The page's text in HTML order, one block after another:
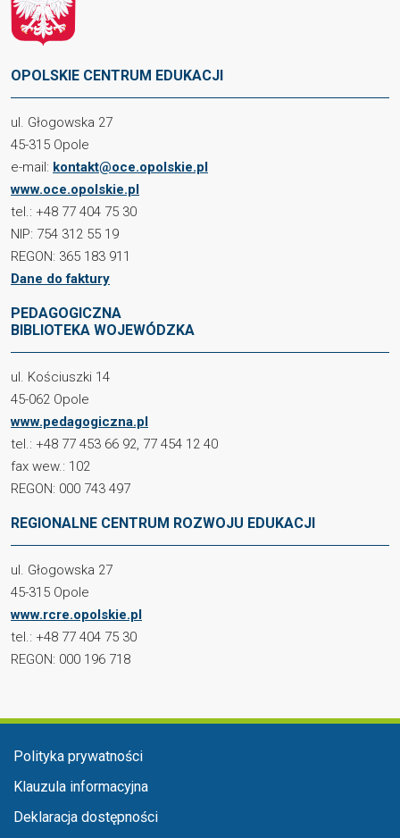
OPOLSKIE CENTRUM EDUKACJI
ul. Głogowska 27
45-315 Opole
e-mail: kontakt@oce.opolskie.pl
www.oce.opolskie.pl
tel.: +48 77 404 75 30
NIP: 754 312 55 19
REGON: 365 183 911
Dane do faktury
PEDAGOGICZNA
BIBLIOTEKA WOJEWÓDZKA
ul. Kościuszki 14
45-062 Opole
www.pedagogiczna.pl
tel.: +48 77 453 66 92, 77 454 12 40
fax wew.: 102
REGON: 000 743 497
REGIONALNE CENTRUM ROZWOJU EDUKACJI
ul. Głogowska 27
45-315 Opole
www.rcre.opolskie.pl
tel.: +48 77 404 75 30
REGON: 000 196 718
Menu stopka
Polityka prywatności
Klauzula informacyjna
Deklaracja dostępności